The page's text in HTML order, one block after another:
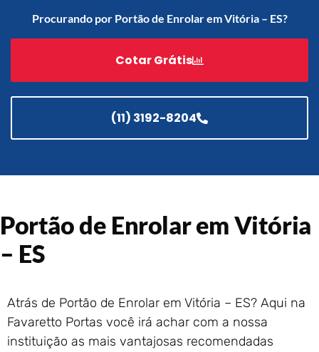
Enrolar em Teresópolis – RJ
Portão de Garagem de
Aldeia – RJ
Portão de Garagem de
Enrolar em São João de
Meriti – RJ
Portão de Garagem de
Enrolar em Queimados – RJ
Enrolar em Paraty – RJ
Portão de Garagem de
Enrolar em Nova Iguaçu – RJ
Procurando por Portão de Enrolar em Vitória – ES?
Cotar Grátis
(11) 3192-8204
Portão de Enrolar em Vitória
– ES
Atrás de Portão de Enrolar em Vitória – ES? Aqui na
Favaretto Portas você irá achar com a nossa
instituição as mais vantajosas recomendadas